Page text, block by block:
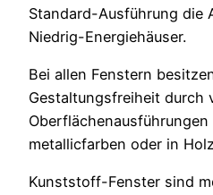
Standard-Ausführung die
Niedrig-Energiehäuser.
Bei allen Fenstern
Gestaltungsfreiheit durch
metallicfarben oder in
Kunststoff-Fenster sind